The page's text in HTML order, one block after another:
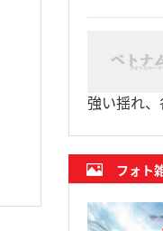
強い揺れ
フォト